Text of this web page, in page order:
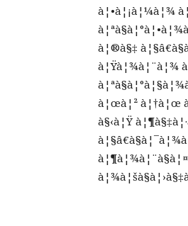
à¦•à¦¡à¦¼à¦¾
à¦®à§‡
à¦Ÿà¦¾à¦¨à¦¾
à¦œà¦² à¦†à¦œ
à§‹à¦Ÿ